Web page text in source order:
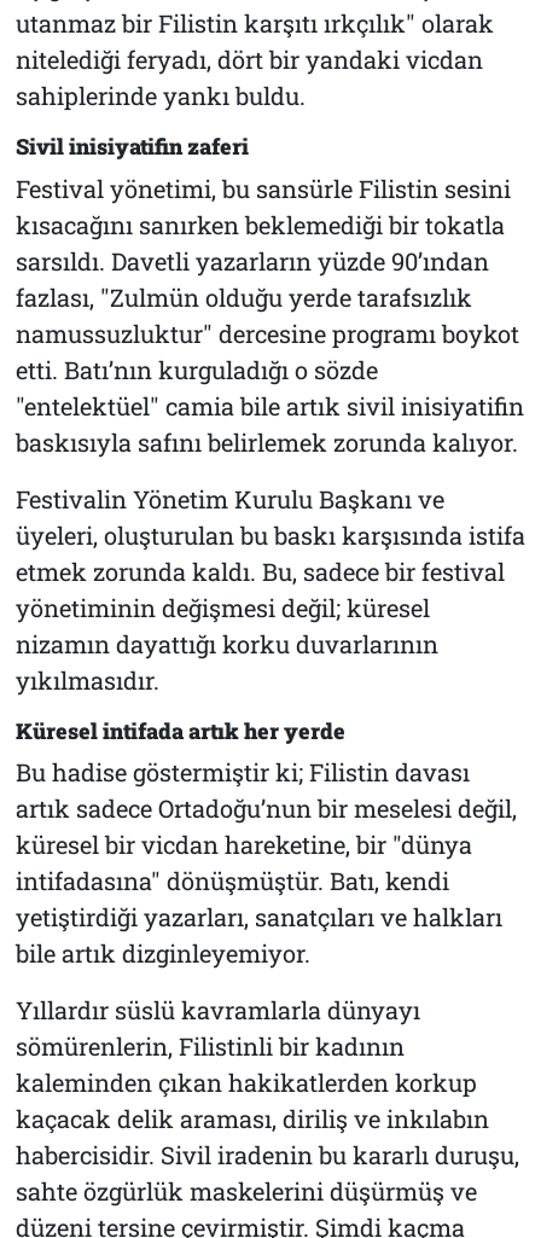
utanmaz bir Filistin karşıtı ırkçılık" olarak
nitelediği feryadı, dört bir yandaki vicdan
sahiplerinde yankı buldu.
Sivil inisiyatifin zaferi
Festival yönetimi, bu sansürle Filistin sesini
kısacağını sanırken beklemediği bir tokatla
sarsıldı. Davetli yazarların yüzde 90’ından
fazlası, "Zulmün olduğu yerde tarafsızlık
namussuzluktur" dercesine programı boykot
etti. Batı’nın kurguladığı o sözde
"entelektüel" camia bile artık sivil inisiyatifin
baskısıyla safını belirlemek zorunda kalıyor.
Festivalin Yönetim Kurulu Başkanı ve
üyeleri, oluşturulan bu baskı karşısında istifa
etmek zorunda kaldı. Bu, sadece bir festival
yönetiminin değişmesi değil; küresel
nizamın dayattığı korku duvarlarının
yıkılmasıdır.
Küresel intifada artık her yerde
Bu hadise göstermiştir ki; Filistin davası
artık sadece Ortadoğu’nun bir meselesi değil,
küresel bir vicdan hareketine, bir "dünya
intifadasına" dönüşmüştür. Batı, kendi
yetiştirdiği yazarları, sanatçıları ve halkları
bile artık dizginleyemiyor.
Yıllardır süslü kavramlarla dünyayı
sömürenlerin, Filistinli bir kadının
kaleminden çıkan hakikatlerden korkup
kaçacak delik araması, diriliş ve inkılabın
habercisidir. Sivil iradenin bu kararlı duruşu,
sahte özgürlük maskelerini düşürmüş ve
düzeni tersine çevirmiştir. Şimdi kaçma